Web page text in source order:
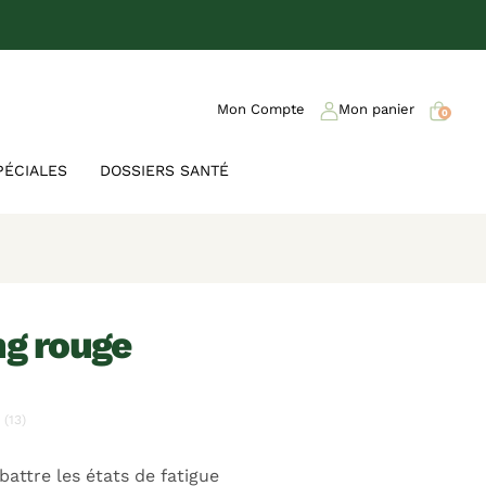
DOSSIERS SANTÉ
Mon Compte Mon panier 0
rouge
(13)
les états de fatigue